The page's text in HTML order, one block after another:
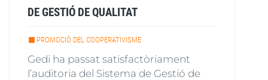
DE GESTIÓ DE QUALITAT
PROMOCIÓ DEL COOPERATIVISME
Gedi ha passat satisfactòriament
l’auditoria del Sistema de Gestió de